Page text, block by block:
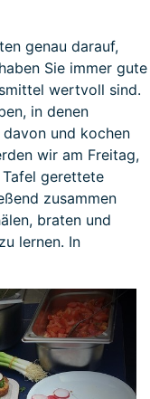
genau darauf,
Sie immer gute
wertvoll sind.
in denen
davon und kochen
wir am Freitag,
gerettete
zusammen
braten und
lernen. In